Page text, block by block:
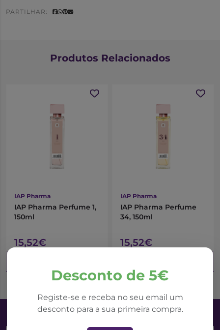
Saída:
Laranja
PARTILHAR:
Desconto de 5€
Registe-se e receba no seu email um
desconto para a sua primeira compra.
Produtos Relacionados
IAP Pharma
IAP Pharma Perfume 1,
150ml
15,52€
IAP Pharma
IAP Pharma Perfume
34, 150ml
15,52€